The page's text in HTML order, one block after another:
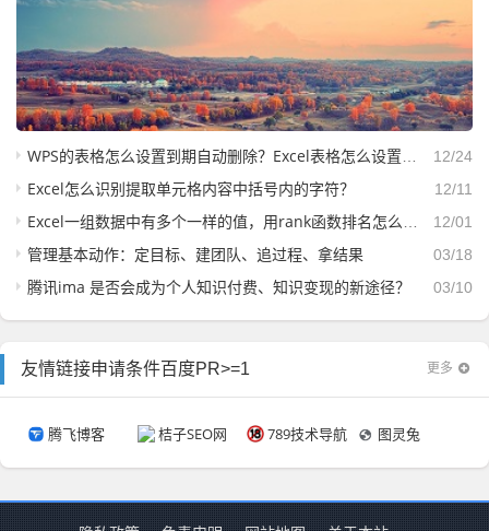
12/24
WPS的表格怎么设置到期自动删除？Excel表格怎么设置到期自动删除？
12/11
Excel怎么识别提取单元格内容中括号内的字符？
12/01
Excel一组数据中有多个一样的值，用rank函数排名怎么能排出不一样的值？
03/18
管理基本动作：定目标、建团队、追过程、拿结果
03/10
腾讯ima 是否会成为个人知识付费、知识变现的新途径？
友情链接申请条件百度PR>=1 更多
腾飞博客 桔子SEO网 789技术导航 图灵兔